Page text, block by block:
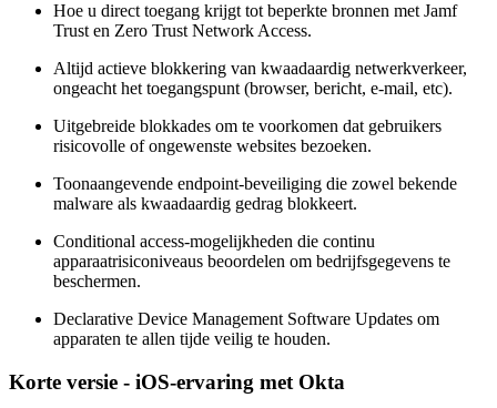
Hoe u direct toegang krijgt tot beperkte bronnen met Jamf
Trust en Zero Trust Network Access.
Altijd actieve blokkering van kwaadaardig netwerkverkeer,
ongeacht het toegangspunt (browser, bericht, e-mail, etc).
Uitgebreide blokkades om te voorkomen dat gebruikers
risicovolle of ongewenste websites bezoeken.
Toonaangevende endpoint-beveiliging die zowel bekende
malware als kwaadaardig gedrag blokkeert.
Conditional access-mogelijkheden die continu
apparaatrisiconiveaus beoordelen om bedrijfsgegevens te
beschermen.
Declarative Device Management Software Updates om
apparaten te allen tijde veilig te houden.
Korte versie - iOS-ervaring met Okta